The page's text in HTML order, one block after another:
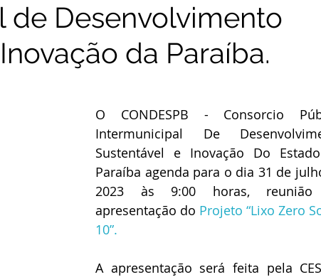
de Desenvolvimento
da Paraíba.
O CONDESPB - Consorcio
Intermunicipal De
Sustentável e Inovação Do
Paraíba agenda para o dia 31 de
2023 às 9:00 horas,
apresentação do Projeto “Lixo Zero
10”.
A apresentação será feita pela